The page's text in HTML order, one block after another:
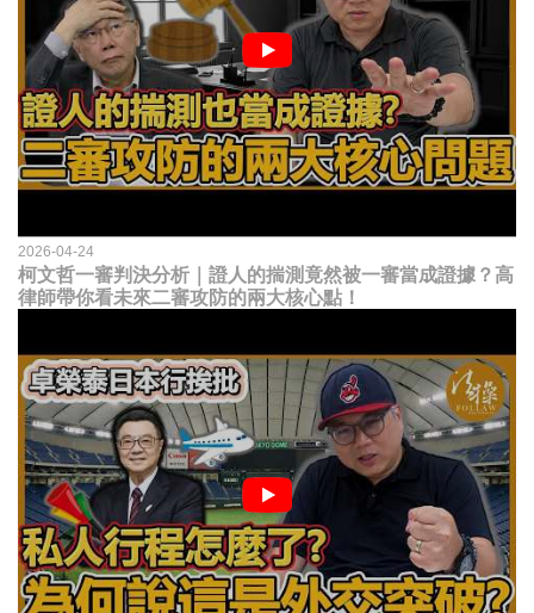
2026-04-24
柯文哲一審判決分析｜證人的揣測竟然被一審當成證據？高
律師帶你看未來二審攻防的兩大核心點！